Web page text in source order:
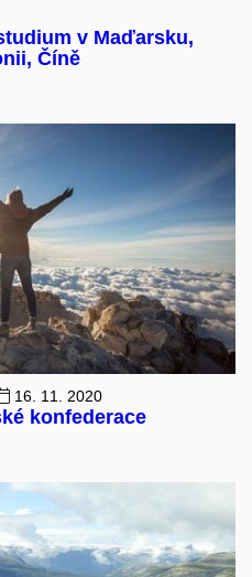
v Maďarsku,
Číně
16. 11. 2020
konfederace